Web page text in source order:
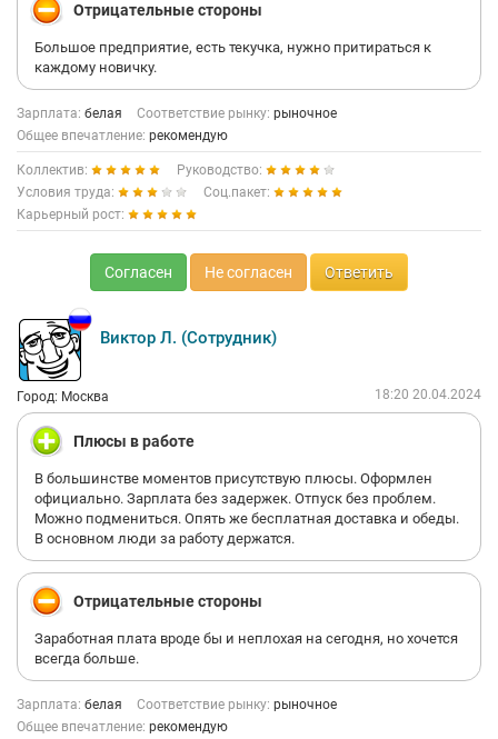
Отрицательные стороны
Большое предприятие, есть текучка, нужно притираться к
каждому новичку.
Зарплата: белая Соответствие рынку: рыночное
Общее впечатление: рекомендую
Коллектив:
Руководство:
Условия труда:
Соц.пакет:
Карьерный рост:
Согласен Не согласен Ответить
Виктор Л. (Сотрудник)
Город: Москва 18:20 20.04.2024
Плюсы в работе
В большинстве моментов присутствую плюсы. Оформлен
официально. Зарплата без задержек. Отпуск без проблем.
Можно подмениться. Опять же бесплатная доставка и обеды.
В основном люди за работу держатся.
Отрицательные стороны
Заработная плата вроде бы и неплохая на сегодня, но хочется
всегда больше.
Зарплата: белая Соответствие рынку: рыночное
Общее впечатление: рекомендую